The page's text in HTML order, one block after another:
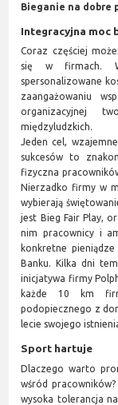
Bieganie na dobre
Integracyjna moc
Coraz częściej
się w firmach.
spersonalizowane
zaangażowaniu
organizacyjnej
międzyludzkich.
Jeden cel,
sukcesów to
fizyczna
Nierzadko firmy w
wybierają
jest Bieg Fair Play,
nim pracownicy i
konkretne
Banku. Kilka dni
inicjatywa firmy
każde 10 km
podopiecznego z
lecie swojego
Sport hartuje
Dlaczego warto
wśród
wysoka tolerancja